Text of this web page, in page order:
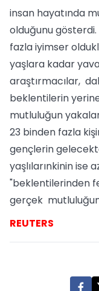
insan hayatında
olduğunu
fazla iyimser
yaşlara kadar
araştırmacılar,
beklentilerin
mutluluğun
23 binden fazla
gençlerin
yaşlılarınkinin ise
"beklentilerinden
gerçek mutluluğun
REUTERS